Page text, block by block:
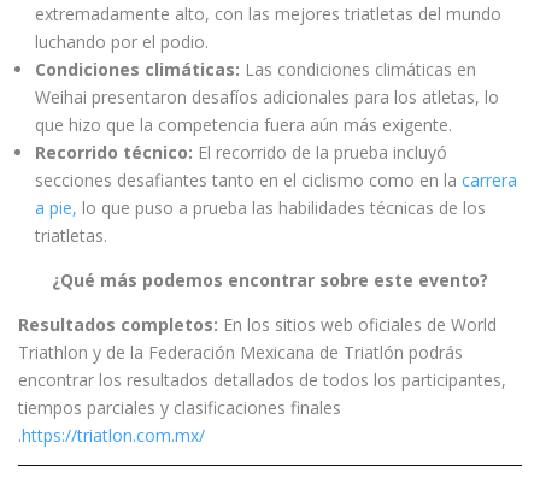
extremadamente alto, con las mejores triatletas del mundo
luchando por el podio.
Condiciones climáticas: Las condiciones climáticas en
Weihai presentaron desafíos adicionales para los atletas, lo
que hizo que la competencia fuera aún más exigente.
Recorrido técnico: El recorrido de la prueba incluyó
secciones desafiantes tanto en el ciclismo como en la carrera
a pie, lo que puso a prueba las habilidades técnicas de los
triatletas.
¿Qué más podemos encontrar sobre este evento?
Resultados completos: En los sitios web oficiales de World
Triathlon y de la Federación Mexicana de Triatlón podrás
encontrar los resultados detallados de todos los participantes,
tiempos parciales y clasificaciones finales
.https://triatlon.com.mx/